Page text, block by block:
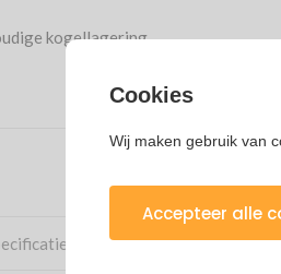
kogellagering
Cookies
Wij maken gebruik van
Accepteer alle